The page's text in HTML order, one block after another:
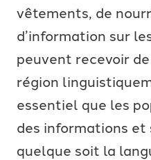
vêtements, de
d’information sur
peuvent recevoir
région
essentiel que les
des informations
quelque soit la